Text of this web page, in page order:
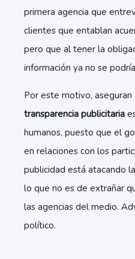
primera agencia que
clientes que entablan
pero que al tener la
información ya no se
Por este motivo, aseguran
transparencia publicitaria
humanos, puesto que el
en relaciones con los
publicidad está atacando
lo que no es de extrañar
las agencias del medio.
político.